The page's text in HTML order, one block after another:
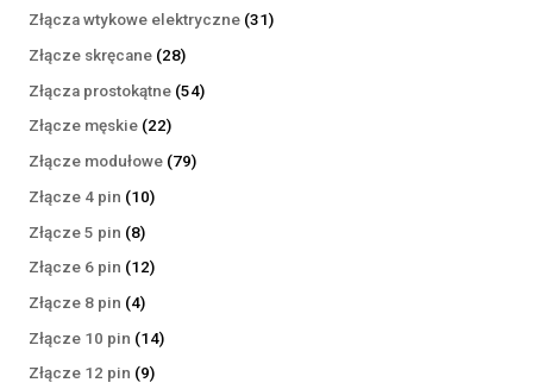
produkty
Złącza wtykowe elektryczne 3131
Złącze skręcane 2828
produktów
Złącza prostokątne 5454
Złącze męskie 2222
produkty
Złącze modułowe 7979
Złącze 4 pin 1010
Złącze 5 pin 88
produktów
Złącze 6 pin 1212
Złącze 8 pin 44
produkty
Złącze 10 pin 1414
Złącze 12 pin 99